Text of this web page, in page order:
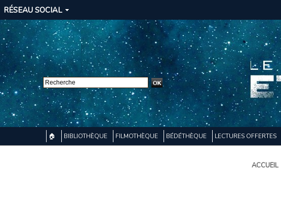
RÉSEAU SOCIAL
🏠 BIBLIOTHÈQUE FILMOTHÈQUE BÉDÉTHÈQUE LECTURES OFFERTES
ACCUEIL